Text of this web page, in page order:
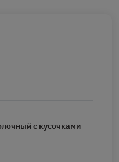
с кусочками